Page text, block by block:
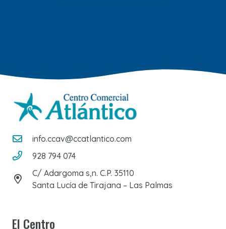
info.ccav@ccatlantico.com
928 794 074
C/ Adargoma s,n. C.P. 35110
Santa Lucía de Tirajana – Las Palmas
El Centro